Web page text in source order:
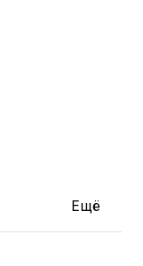
Ещё